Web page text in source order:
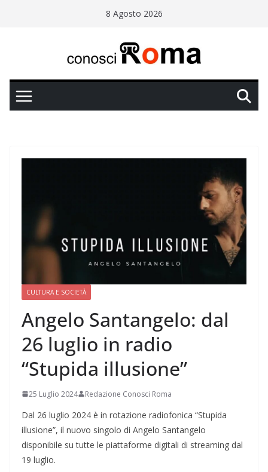
8 Agosto 2026
CULTURA E SOCIETÀ
Angelo Santangelo: dal
26 luglio in radio
“Stupida illusione”
25 Luglio 2024 Redazione Conosci Roma
Dal 26 luglio 2024 è in rotazione radiofonica “Stupida
illusione”, il nuovo singolo di Angelo Santangelo
disponibile su tutte le piattaforme digitali di streaming dal
19 luglio.